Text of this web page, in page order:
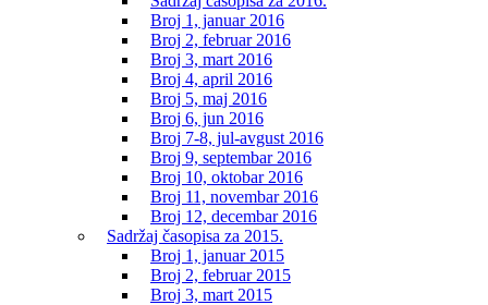
Broj 1, januar 2016
Broj 2, februar 2016
Broj 3, mart 2016
Broj 4, april 2016
Broj 5, maj 2016
Broj 6, jun 2016
Broj 7-8, jul-avgust 2016
Broj 9, septembar 2016
Broj 10, oktobar 2016
Broj 11, novembar 2016
Broj 12, decembar 2016
Sadržaj časopisa za 2015.
Broj 1, januar 2015
Broj 2, februar 2015
Broj 3, mart 2015